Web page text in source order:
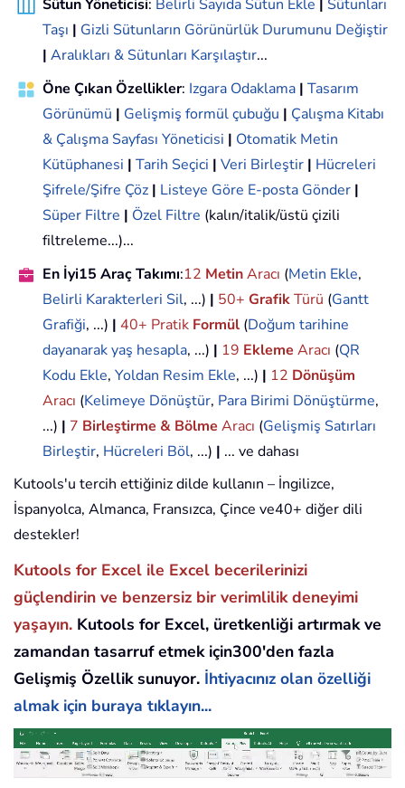
Sütun Yöneticisi: Belirli Sayıda Sütun Ekle
Sütunları
Taşı | Gizli Sütunların Görünürlük Durumunu Değiştir
| Aralıkları & Sütunları Karşılaştır...
Öne Çıkan Özellikler: Izgara Odaklama | Tasarım
Görünümü | Gelişmiş formül çubuğu | Çalışma Kitabı
& Çalışma Sayfası Yöneticisi | Otomatik Metin
Kütüphanesi | Tarih Seçici | Veri Birleştir | Hücreleri
Şifrele/Şifre Çöz | Listeye Göre E-posta Gönder |
Süper Filtre | Özel Filtre (kalın/italik/üstü çizili
filtreleme...)...
En İyi15 Araç Takımı:12 MetinAracı (Metin Ekle,
Belirli Karakterleri Sil, ...) | 50+ GrafikTürü (Gantt
Grafiği, ...) | 40+ Pratik Formül (Doğum tarihine
dayanarak yaş hesapla, ...) | 19 Ekleme Aracı (QR
Kodu Ekle, Yoldan Resim Ekle, ...) | 12 Dönüşüm
Aracı (Kelimeye Dönüştür, Para Birimi Dönüştürme,
...) | 7 Birleştirme & Bölme Aracı (Gelişmiş Satırları
Birleştir, Hücreleri Böl, ...) | ... ve dahası
Kutools'u tercih ettiğiniz dilde kullanın – İngilizce,
İspanyolca, Almanca, Fransızca, Çince ve40+ diğer dili
destekler!
Kutools for Excel ile Excel becerilerinizi
güçlendirin ve benzersiz bir verimlilik deneyimi
yaşayın. Kutools for Excel, üretkenliği artırmak ve
zamandan tasarruf etmek için300'den fazla
Gelişmiş Özellik sunuyor. İhtiyacınız olan özelliği
almak için buraya tıklayın...